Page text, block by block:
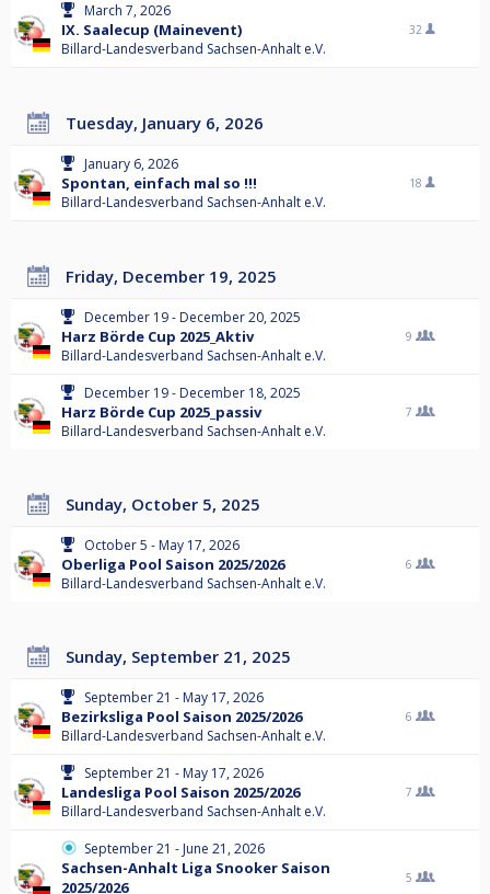
March 7, 2026
IX. Saalecup (Mainevent)
Billard-Landesverband Sachsen-Anhalt e.V.
32
Tuesday, January 6, 2026
January 6, 2026
Spontan, einfach mal so !!!
Billard-Landesverband Sachsen-Anhalt e.V.
18
Friday, December 19, 2025
December 19 - December 20, 2025
Harz Börde Cup 2025_Aktiv
Billard-Landesverband Sachsen-Anhalt e.V.
9
December 19 - December 18, 2025
Harz Börde Cup 2025_passiv
Billard-Landesverband Sachsen-Anhalt e.V.
7
Sunday, October 5, 2025
October 5 - May 17, 2026
Oberliga Pool Saison 2025/2026
Billard-Landesverband Sachsen-Anhalt e.V.
6
Sunday, September 21, 2025
September 21 - May 17, 2026
Bezirksliga Pool Saison 2025/2026
Billard-Landesverband Sachsen-Anhalt e.V.
6
September 21 - May 17, 2026
Landesliga Pool Saison 2025/2026
Billard-Landesverband Sachsen-Anhalt e.V.
7
September 21 - June 21, 2026
Sachsen-Anhalt Liga Snooker Saison
2025/2026
5